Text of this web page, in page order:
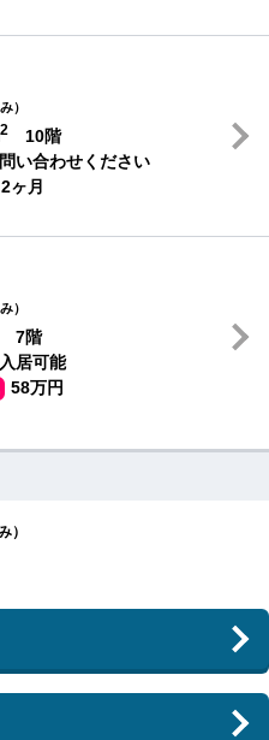
）
2
10階
い合わせください
2ヶ月
）
7階
居可能
58万円
）